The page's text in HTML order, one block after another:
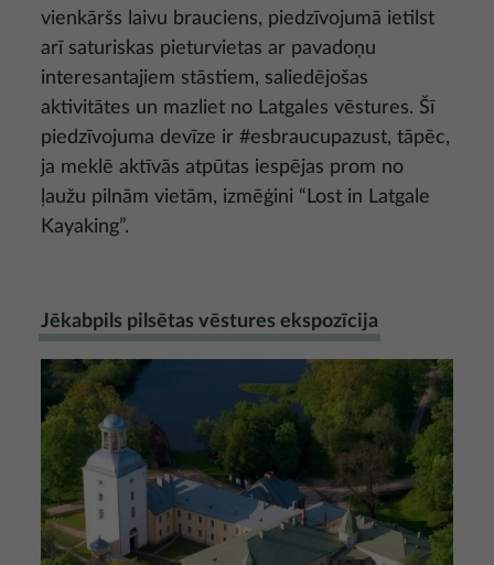
vienkāršs laivu brauciens, piedzīvojumā ietilst
arī saturiskas pieturvietas ar pavadoņu
interesantajiem stāstiem, saliedējošas
aktivitātes un mazliet no Latgales vēstures. Šī
piedzīvojuma devīze ir #esbraucupazust, tāpēc,
ja meklē aktīvās atpūtas iespējas prom no
ļaužu pilnām vietām, izmēģini “Lost in Latgale
Kayaking”.
Jēkabpils pilsētas vēstures ekspozīcija
Attēls